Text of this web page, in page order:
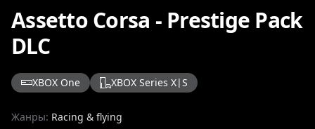
Assetto Corsa - Prestige Pack
DLC
XBOX One XBOX Series X|S
Жанры: Racing & flying